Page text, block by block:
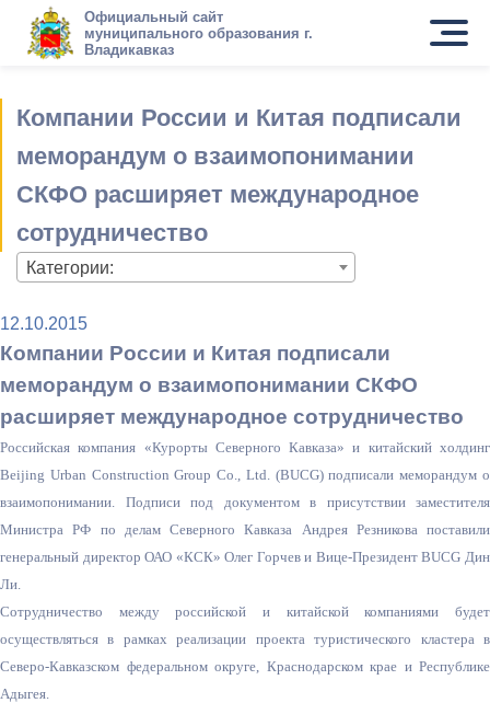
Официальный сайт
муниципального образования г.
Владикавказ
Компании России и Китая подписали
меморандум о взаимопонимании
СКФО расширяет международное
сотрудничество
Категории:
12.10.2015
Компании России и Китая подписали
меморандум о взаимопонимании СКФО
расширяет международное сотрудничество
Российская компания «Курорты Северного Кавказа» и китайский холдинг
Beijing Urban Construction Group Co., Ltd. (BUCG) подписали меморандум о
взаимопонимании. Подписи под документом в присутствии заместителя
Министра РФ по делам Северного Кавказа Андрея Резникова поставили
генеральный директор ОАО «КСК» Олег Горчев и Вице-Президент BUCG Дин
Ли.
Сотрудничество между российской и китайской компаниями будет
осуществляться в рамках реализации проекта туристического кластера в
Северо-Кавказском федеральном округе, Краснодарском крае и Республике
Адыгея.